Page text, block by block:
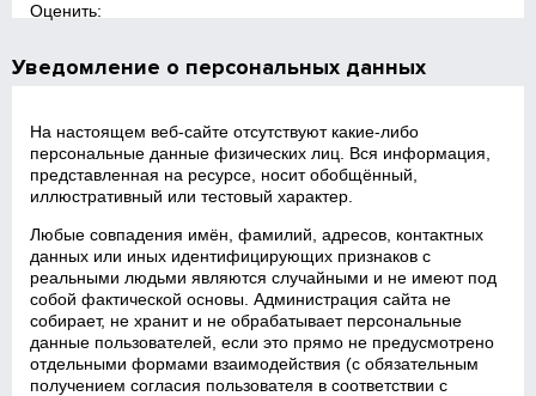
Оценить:
Уведомление о персональных данных
На настоящем веб‑сайте отсутствуют какие‑либо
персональные данные физических лиц. Вся информация,
представленная на ресурсе, носит обобщённый,
иллюстративный или тестовый характер.
Любые совпадения имён, фамилий, адресов, контактных
данных или иных идентифицирующих признаков с
реальными людьми являются случайными и не имеют под
собой фактической основы. Администрация сайта не
собирает, не хранит и не обрабатывает персональные
данные пользователей, если это прямо не предусмотрено
отдельными формами взаимодействия (с обязательным
получением согласия пользователя в соответствии с